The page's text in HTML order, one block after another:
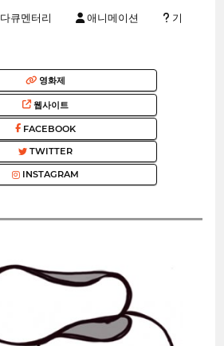
다큐멘터리 애니메이션
기
영화제
웹사이트
FACEBOOK
TWITTER
INSTAGRAM